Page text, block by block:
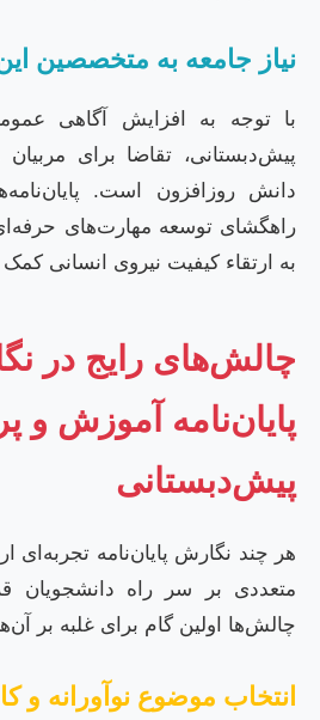
نیاز جامعه به متخصصین
با توجه به افزایش آگاهی
پیش‌دبستانی، تقاضا برای
دانش روزافزون است.
راهگشای توسعه مهارت‌های
به ارتقاء کیفیت نیروی انسانی کمک
چالش‌های رایج در
پایان‌نامه آموزش و
پیش‌دبستانی
هر چند نگارش پایان‌نامه تجربه‌ای
متعددی بر سر راه دانشجویان
چالش‌ها اولین گام برای غلبه بر
انتخاب موضوع نوآورانه و